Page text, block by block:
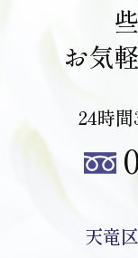
お気
24時
天竜